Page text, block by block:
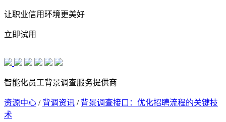
让职业信用环境更美好
立即试用
智能化员工背景调查服务提供商
资源中心 / 背调资讯 / 背景调查接口：优化招聘流程的关键技
术